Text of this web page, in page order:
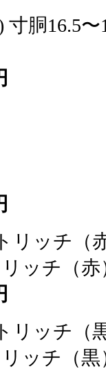
ッチ（赤
ッチ（黒